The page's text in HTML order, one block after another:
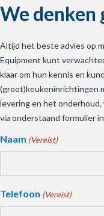
We denken
Altijd het beste advies op
Equipment kunt
klaar om hun kennis en
(groot)keukeninrichtingen
levering en het onderhoud,
via onderstaand formulier
Naam (Vereist)
Telefoon (Vereist)